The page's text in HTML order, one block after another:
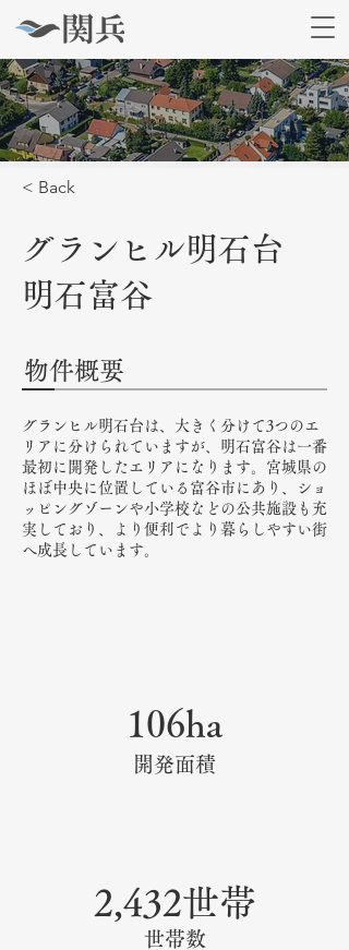
< Back
グランヒル明石台
明石富谷
物件概要
グランヒル明石台は、大きく分けて3つのエ
リアに分けられていますが、明石富谷は一番
最初に開発したエリアになります。宮城県の
ほぼ中央に位置している富谷市にあり、ショ
ッピングゾーンや小学校などの公共施設も充
実しており、より便利でより暮らしやすい街
へ成長しています。
106ha
​開発面積
2,432世帯
世帯数